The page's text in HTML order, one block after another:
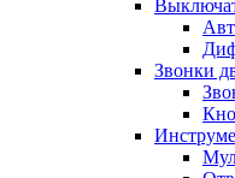
Звонки